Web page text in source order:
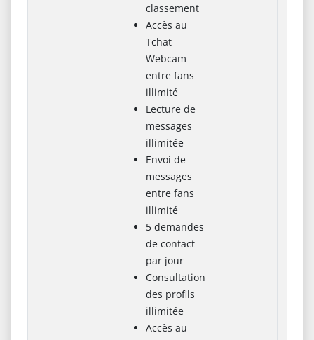
classement
Accès au
Tchat
Webcam
entre fans
illimité
Lecture de
messages
illimitée
Envoi de
messages
entre fans
illimité
5 demandes
de contact
par jour
Consultation
des profils
illimitée
Accès au